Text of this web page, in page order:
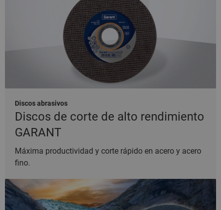
Discos abrasivos
Discos de corte de alto rendimiento
GARANT
Máxima productividad y corte rápido en acero y acero
fino.